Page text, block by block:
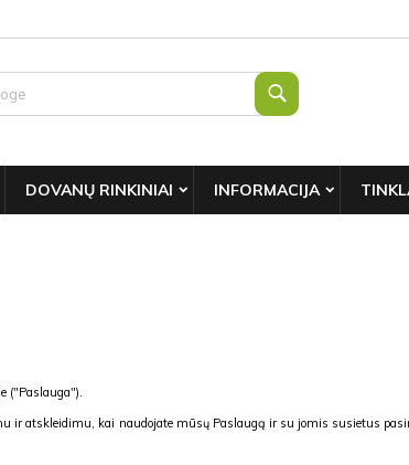
DOVANŲ RINKINIAI INFORMACIJA
("Paslauga").
atskleidimu, kai naudojate mūsų Paslaugą ir su jomis susietus